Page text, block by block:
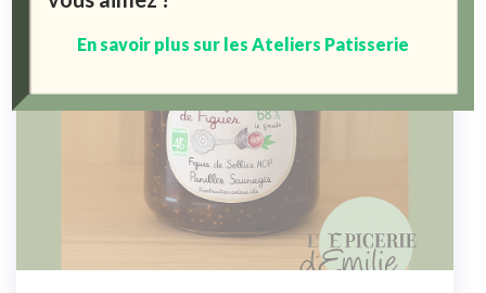
En savoir plus sur les Ateliers Patisserie